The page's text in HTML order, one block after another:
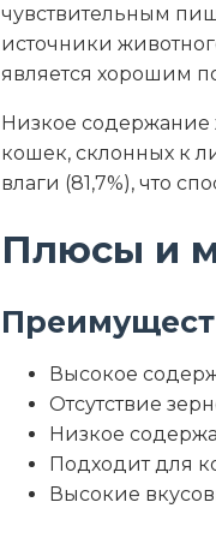
Калорийность
чувствительным
источники
является хорошим
Низкое содержание
кошек, склонных к
влаги (81,7%), что
Плюсы и
Высокое
Отсутствие
Низкое
Подходит для
Высокие